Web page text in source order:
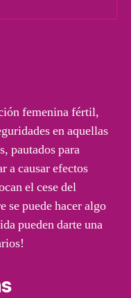
femenina fértil,
en aquellas
pautados para
a causar efectos
el cese del
se puede hacer algo
pueden darte una